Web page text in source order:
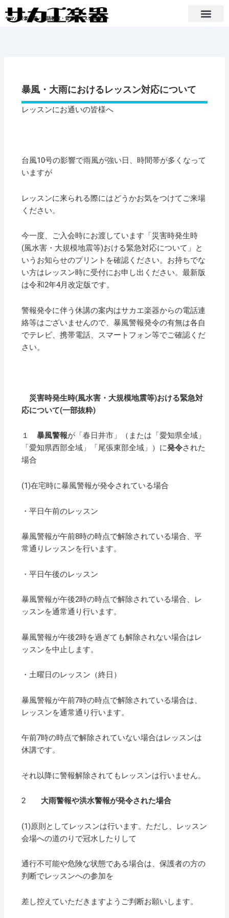
容ヤマハ音楽教室・英語教室・音楽レッスン情報
暴風・大雨におけるレッスン対応について
レッスンにお通いの皆様へ
台風10号の影響で雨風が強い日、時間帯が多くなって
いますが
レッスンに来られる際にはどうかお気をつけてご来場
ください。
今一度、ご入会時にお渡しています「災害時発生時
(風水害・大規模地震等)おける緊急対応について」と
いうお知らせのプリントを確認ください。お持ちでな
い方はレッスン時に受付にお申し出ください。最新版
は令和2年4月改定版です。
警報発令に伴う休講の案内はサカエ楽器からの電話連
絡等はございませんので、暴風警報発令の有無は各自
でテレビ、携帯電話、スマートフォン等でご確認くだ
さい。
災害時発生時(風水害・大規模地震等)おける緊急対
応について(一部抜粋)
１暴風警報が「春日井市」（または「愛知県全域」
「愛知県西部全域」「尾張東部全域」）に発令された
場合
(1)在宅時に暴風警報が発令されている場合
・平日午前のレッスン
暴風警報が午前8時の時点で解除されている場合、平
常通りレッスンを行います。
・平日午後のレッスン
暴風警報が午後2時の時点で解除されている場合、レ
ッスンを通常通り行います。
暴風警報が午後2時を過ぎても解除されない場合はレ
ッスンを中止します。
・土曜日のレッスン（終日）
暴風警報が午前7時の時点で解除されている場合は、
レッスンを通常通り行います。
午前7時の時点で解除されていない場合はレッスンは
休講です。
それ以降に警報解除されてもレッスンは行いません。
2 大雨警報や洪水警報が発令された場合
(1)原則としてレッスンは行います。ただし、レッスン
会場への道のりで冠水したりして
通行不可能や危険な状態である場合は、保護者の方の
判断でレッスンへの参加を
差し控えていただきますようご判断お願いします。